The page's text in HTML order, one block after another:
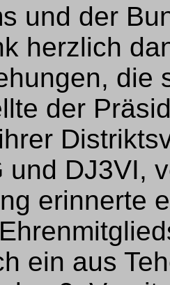
und der
herzlich
die
der
und DJ3VI,
erinnerte
ein aus